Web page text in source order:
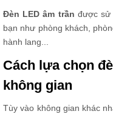
Đèn LED âm trần được sử
bạn như phòng khách,
hành lang...
Cách lựa chọn
không gian
Tùy vào không gian khác